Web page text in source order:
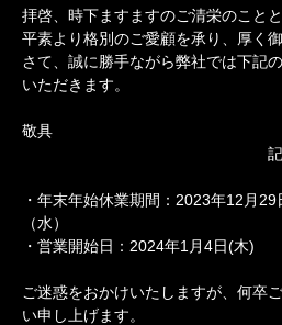
拝啓、時下ますますのご清栄のこと
平素より格別のご愛顧を承り、厚く
さて、誠に勝手ながら弊社では下記
いただきます。
敬具
記
・年末年始休業期間：2023年12月
（水）
・営業開始日：2024年1月4日(木)
ご迷惑をおかけいたしますが、何卒
い申し上げます。